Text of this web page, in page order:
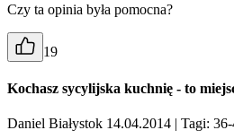
Czy ta opinia była pomocna?
19
Kochasz sycylijska kuchnię - to
Daniel Białystok 14.04.2014 | Tagi: